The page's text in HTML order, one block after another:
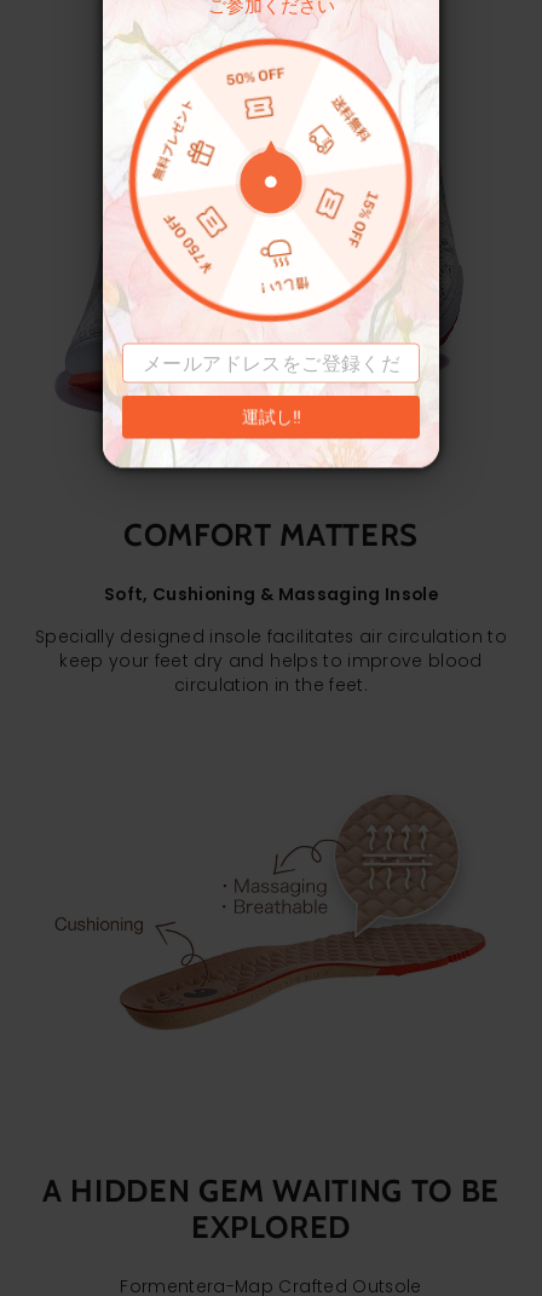
COMFORT MATTERS
Soft, Cushioning & Massaging Insole
Specially designed insole facilitates air circulation to
keep your feet dry and helps to improve blood
circulation in the feet.
A HIDDEN GEM WAITING TO BE
EXPLORED
Formentera-Map Crafted Outsole
ご参加ください
運試し‼